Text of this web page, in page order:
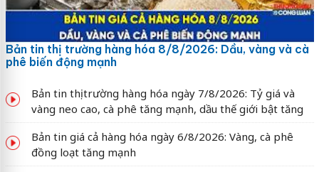
Bản tin thị trường hàng hóa 8/8/2026: Dầu, vàng và cà
phê biến động mạnh
Bản tin thị trường hàng hóa ngày 7/8/2026: Tỷ giá và
vàng neo cao, cà phê tăng mạnh, dầu thế giới bật tăng
Bản tin giá cả hàng hóa ngày 6/8/2026: Vàng, cà phê
đồng loạt tăng mạnh